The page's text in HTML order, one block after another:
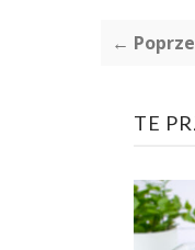
←
TE